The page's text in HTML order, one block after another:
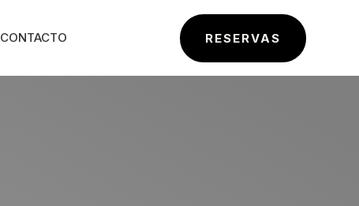
CONTACTO RESERVAS